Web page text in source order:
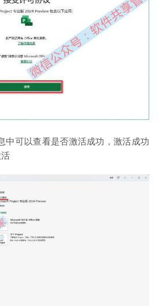
中可以查看是否激活成功，激活成功